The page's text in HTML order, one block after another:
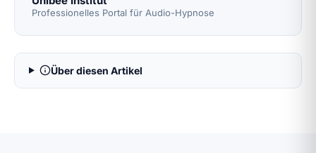
Professionelles Portal für Audio-Hypnose
Über diesen Artikel